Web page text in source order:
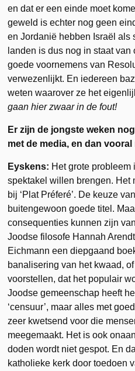
en dat er een einde moet
geweld is echter nog geen
en Jordanië hebben Israël als
landen is dus nog in staat
goede voornemens van
verwezenlijkt. En iedereen
weten waarover ze het
gaan hier zwaar in de fout!
Er zijn de jongste weken
met de media, en dan
Eyskens: Het grote probleem
spektakel willen brengen. Het
bij ‘Plat Préferé’. De keuze
buitengewoon goede titel.
consequenties kunnen zijn
Joodse filosofe Hannah
Eichmann een diepgaand
banalisering van het kwaad,
voorstellen, dat het populair
Joodse gemeenschap heeft
‘censuur’, maar alles met
zeer kwetsend voor die
meegemaakt. Het is ook
doden wordt niet gespot. En
katholieke kerk door toedoen